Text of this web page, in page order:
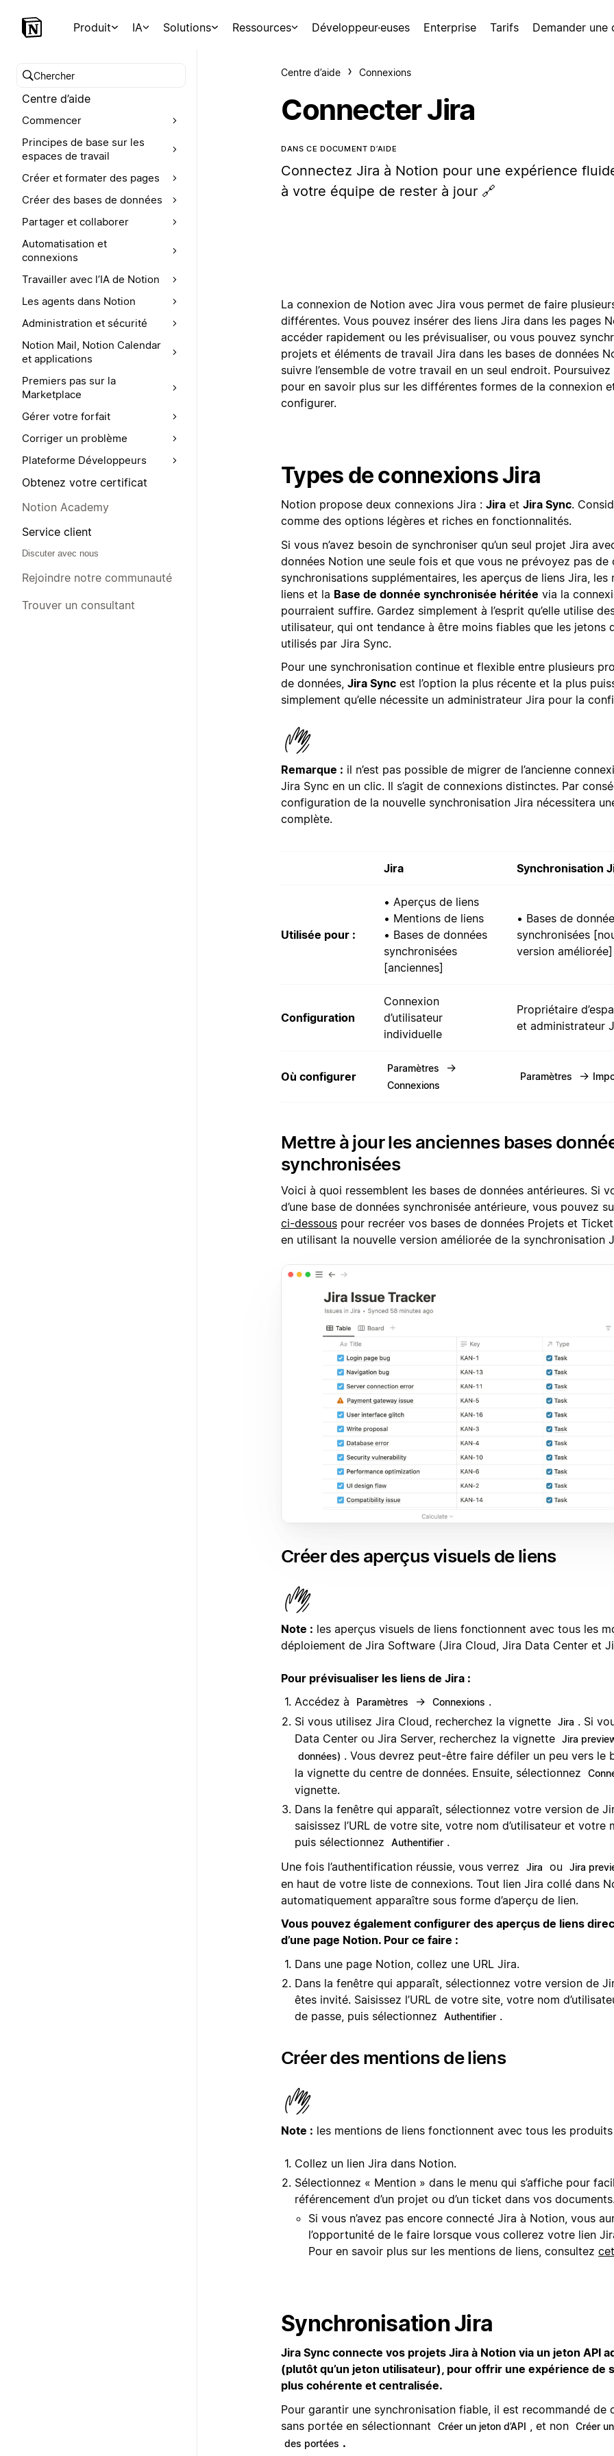
Produit IA Solutions Ressources Développeur·euses Enterprise Tarifs Demander une
Chercher dans le centre d’aide
Centre d’aide
Commencer
Principes de base sur les
espaces de travail
Créer et formater des pages
Créer des bases de données
Partager et collaborer
Automatisation et
connexions
Travailler avec l’IA de Notion
Les agents dans Notion
Administration et sécurité
Notion Mail, Notion Calendar
et applications
Premiers pas sur la
Marketplace
Gérer votre forfait
Corriger un problème
Plateforme Développeurs
Obtenez votre certificat
Notion Academy
Service client
Discuter avec nous
Rejoindre notre communauté
Trouver un consultant
Centre d’aide Connexions
Connecter Jira
DANS CE DOCUMENT D’AIDE
Connectez Jira à Notion pour une expérience
à votre équipe de rester à jour 🔗
La connexion de Notion avec Jira vous permet de faire
différentes. Vous pouvez insérer des liens Jira dans les pages
accéder rapidement ou les prévisualiser, ou vous pouvez
projets et éléments de travail Jira dans les bases de données
suivre l’ensemble de votre travail en un seul endroit.
pour en savoir plus sur les différentes formes de la connexion
configurer.
Types de connexions Jira
Notion propose deux connexions Jira : Jira et Jira Sync.
comme des options légères et riches en fonctionnalités.
Si vous n’avez besoin de synchroniser qu’un seul projet Jira
données Notion une seule fois et que vous ne prévoyez pas de
synchronisations supplémentaires, les aperçus de liens Jira, les
liens et la Base de donnée synchronisée héritée via la
pourraient suffire. Gardez simplement à l’esprit qu’elle utilise
utilisateur, qui ont tendance à être moins fiables que les jetons
utilisés par Jira Sync.
Pour une synchronisation continue et flexible entre plusieurs
de données, Jira Sync est l’option la plus récente et la plus
simplement qu’elle nécessite un administrateur Jira pour la
Remarque : il n’est pas possible de migrer de l’ancienne
Jira Sync en un clic. Il s’agit de connexions distinctes. Par
configuration de la nouvelle synchronisation Jira nécessitera
complète.
Jira Synchronisation
Utilisée pour :
• Aperçus de liens
• Mentions de liens
• Bases de données
synchronisées
[anciennes]
• Bases de
synchronisées
version améliorée]
Configuration
Connexion
d’utilisateur
individuelle
Propriétaire
et administrateur
Où configurer
Paramètres →
Connexions
Paramètres →
Mettre à jour les anciennes bases
synchronisées
Voici à quoi ressemblent les bases de données antérieures. Si
d’une base de données synchronisée antérieure, vous pouvez
ci-dessous pour recréer vos bases de données Projets et
en utilisant la nouvelle version améliorée de la synchronisation
Créer des aperçus visuels de liens
Note : les aperçus visuels de liens fonctionnent avec tous les
déploiement de Jira Software (Jira Cloud, Jira Data Center et
Pour prévisualiser les liens de Jira :
Accédez à
Paramètres → Connexions .
Si vous utilisez Jira Cloud, recherchez la vignette Jira . Si
Data Center ou Jira Server, recherchez la vignette Jira
données) . Vous devrez peut-être faire défiler un peu vers le
la vignette du centre de données. Ensuite, sélectionnez
vignette.
Dans la fenêtre qui apparaît, sélectionnez votre version de
saisissez l’URL de votre site, votre nom d’utilisateur et votre
puis sélectionnez
Authentifier .
Une fois l’authentification réussie, vous verrez
Jira ou Jira
en haut de votre liste de connexions. Tout lien Jira collé dans
automatiquement apparaître sous forme d’aperçu de lien.
Vous pouvez également configurer des aperçus de liens
d’une page Notion. Pour ce faire :
Dans une page Notion, collez une URL Jira.
Dans la fenêtre qui apparaît, sélectionnez votre version de
êtes invité. Saisissez l’URL de votre site, votre nom
de passe, puis sélectionnez
Authentifier .
Créer des mentions de liens
Note : les mentions de liens fonctionnent avec tous les
Collez un lien Jira dans Notion.
Sélectionnez « Mention » dans le menu qui s’affiche pour
référencement d’un projet ou d’un ticket dans vos
Si vous n’avez pas encore connecté Jira à Notion, vous
l’opportunité de le faire lorsque vous collerez votre lien
Pour en savoir plus sur les mentions de liens, consultez
Synchronisation Jira
Jira Sync connecte vos projets Jira à Notion via un jeton API
(plutôt qu’un jeton utilisateur), pour offrir une expérience de
plus cohérente et centralisée.
Pour garantir une synchronisation fiable, il est recommandé de
sans portée en sélectionnant
Créer un jeton d’API , et non Créer
des portées .